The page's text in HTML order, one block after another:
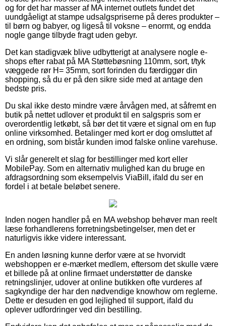
og for det har masser af MA internet outlets fundet det
uundgåeligt at stampe udsalgspriserne på deres produkter –
til børn og babyer, og ligeså til voksne – enormt, og endda
nogle gange tilbyde fragt uden gebyr.
Det kan stadigvæk blive udbytterigt at analysere nogle e-
shops efter rabat på MA Støttebøsning 110mm, sort, t/tyk
væggede rør H= 35mm, sort forinden du færdiggør din
shopping, så du er på den sikre side med at antage den
bedste pris.
Du skal ikke desto mindre være årvågen med, at såfremt en
butik på nettet udlover et produkt til en salgspris som er
overordentlig letkøbt, så bør det tit være et signal om en fup
online virksomhed. Betalinger med kort er dog omsluttet af
en ordning, som bistår kunden imod falske online varehuse.
Vi slår generelt et slag for bestillinger med kort eller
MobilePay. Som en alternativ mulighed kan du bruge en
afdragsordning som eksempelvis ViaBill, ifald du ser en
fordel i at betale beløbet senere.
Inden nogen handler på en MA webshop behøver man reelt
læse forhandlerens forretningsbetingelser, men det er
naturligvis ikke videre interessant.
En anden løsning kunne derfor være at se hvorvidt
webshoppen er e-mærket medlem, eftersom det skulle være
et billede på at online firmaet understøtter de danske
retningslinjer, udover at online butikken ofte vurderes af
sagkyndige der har den nødvendige knowhow om reglerne.
Dette er desuden en god lejlighed til support, ifald du
oplever udfordringer ved din bestilling.